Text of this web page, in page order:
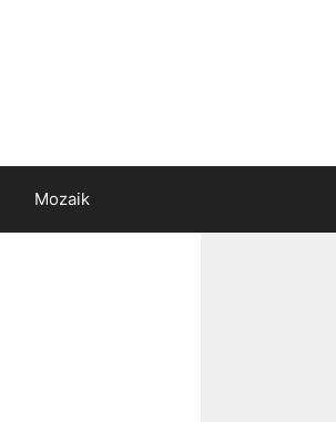
Mozaik